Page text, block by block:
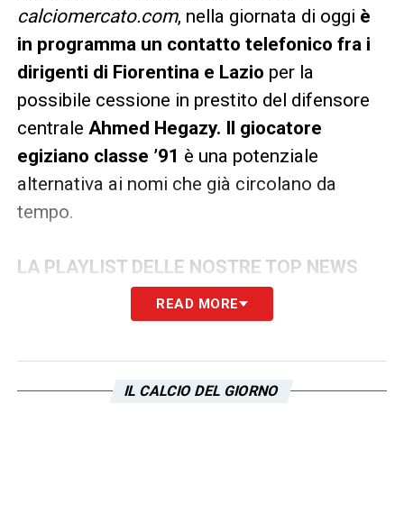
calciomercato.com, nella giornata di oggi è
in programma un contatto telefonico fra i
dirigenti di Fiorentina e Lazio per la
possibile cessione in prestito del difensore
centrale Ahmed Hegazy. Il giocatore
egiziano classe ’91 è una potenziale
alternativa ai nomi che già circolano da
tempo.
LA PLAYLIST DELLE NOSTRE TOP NEWS
READ MORE
IL CALCIO DEL GIORNO